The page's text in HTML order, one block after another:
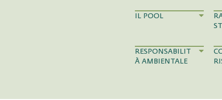
IL POOL
RESPONSABILIT
À AMBIENTALE